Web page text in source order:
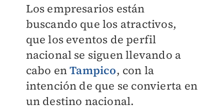
Los empresarios están
buscando que los atractivos,
que los eventos de perfil
nacional se siguen llevando a
cabo enTampico, con la
intención de que se convierta en
un destino nacional.